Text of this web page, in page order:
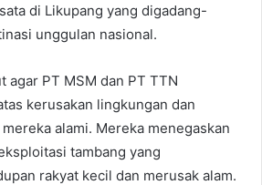
di Likupang yang digadang-
unggulan nasional.
agar PT MSM dan PT TTN
kerusakan lingkungan dan
alami. Mereka menegaskan
tambang yang
rakyat kecil dan merusak alam.